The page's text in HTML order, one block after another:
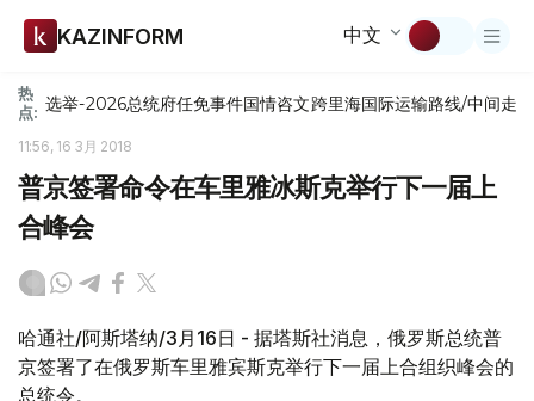
KAZINFORM 中文
热
点: 选举-2026总统府任免事件国情咨文跨里海国际运输路线/中间走廊
11:56, 16 3月 2018
普京签署命令在车里雅冰斯克举行下一届上
合峰会
哈通社/阿斯塔纳/3月16日 - 据塔斯社消息，俄罗斯总统普
京签署了在俄罗斯车里雅宾斯克举行下一届上合组织峰会的
总统令。